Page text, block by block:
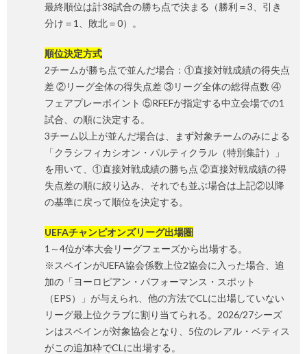
最終順位は計38試合の勝ち点で決まる（勝利＝3、引き
分け＝1、敗北＝0）。
順位決定方式
2チームが勝ち点で並んだ場合：①直接対戦成績の得失点
差 ②リーグ全体の得失点差 ③リーグ全体の総得点数 ④
フェアプレーポイント ⑤RFEFが指定する中立会場での1
試合、の順に決定する。
3チーム以上が並んだ場合は、まず対象チームのみによる
「クラシフィカシオン・パルティクラル（特別集計）」
を用いて、①直接対戦成績の勝ち点 ②直接対戦成績の得
失点差の順に絞り込み、それでも並ぶ場合は上記②以降
の基準に戻って順位を決定する。
UEFAチャンピオンズリーグ出場圏
1～4位が本大会リーグフェーズから出場する。
※スペインがUEFA協会係数上位2協会に入った場合、追
加の「ヨーロピアン・パフォーマンス・スポット
（EPS）」が与えられ、他の方法でCLに出場していない
リーグ最上位クラブに割り当てられる。2026/27シーズ
ンはスペインが対象協会となり、5位のレアル・ベティス
がこの追加枠でCLに出場する。